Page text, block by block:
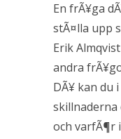
En frÃ¥ga
stÃ¤lla upp
Erik
andra
DÃ¥ kan du
och varfÃ¶r